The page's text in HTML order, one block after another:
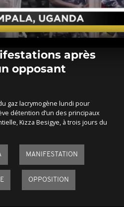
après
opposant
gaz lacrymogène lundi pour
détention d’un des principaux
Kizza Besigye, à trois jours du
MANIFESTATION
OPPOSITION